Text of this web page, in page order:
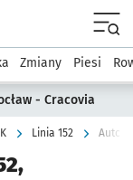
Komunikacja
Zmiany Piesi
- Cracovia
Linia 152